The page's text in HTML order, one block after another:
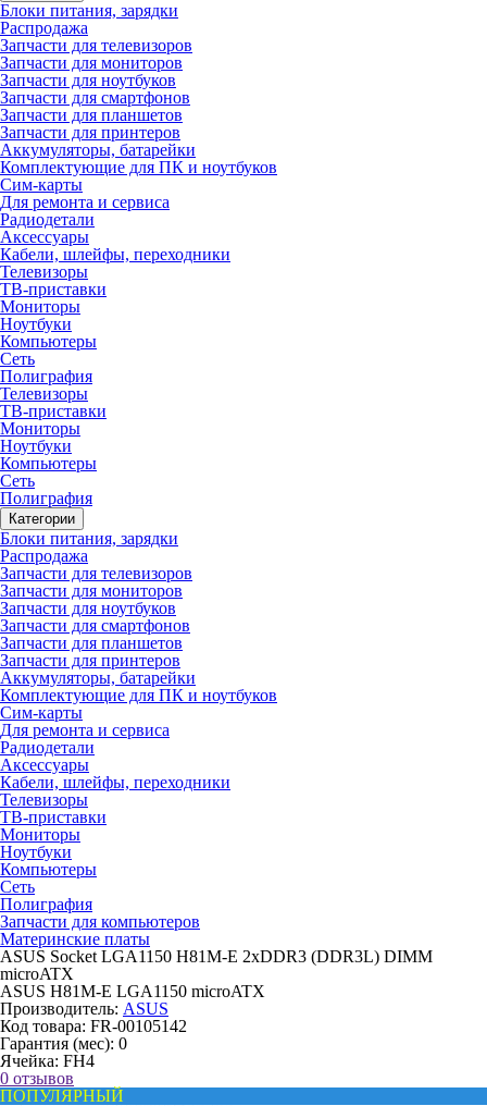
Блоки питания, зарядки
Распродажа
Запчасти для телевизоров
Запчасти для мониторов
Запчасти для ноутбуков
Запчасти для смартфонов
Запчасти для планшетов
Запчасти для принтеров
Аккумуляторы, батарейки
Комплектующие для ПК и ноутбуков
Сим-карты
Для ремонта и сервиса
Радиодетали
Аксессуары
Кабели, шлейфы, переходники
Телевизоры
ТВ-приставки
Мониторы
Ноутбуки
Компьютеры
Сеть
Полиграфия
Телевизоры
ТВ-приставки
Мониторы
Ноутбуки
Компьютеры
Сеть
Полиграфия
Категории
Блоки питания, зарядки
Распродажа
Запчасти для телевизоров
Запчасти для мониторов
Запчасти для ноутбуков
Запчасти для смартфонов
Запчасти для планшетов
Запчасти для принтеров
Аккумуляторы, батарейки
Комплектующие для ПК и ноутбуков
Сим-карты
Для ремонта и сервиса
Радиодетали
Аксессуары
Кабели, шлейфы, переходники
Телевизоры
ТВ-приставки
Мониторы
Ноутбуки
Компьютеры
Сеть
Полиграфия
Запчасти для компьютеров
Материнские платы
ASUS Socket LGA1150 H81M-E 2xDDR3 (DDR3L) DIMM
microATX
ASUS H81M-E LGA1150 microATX
Производитель: ASUS
Код товара: FR-00105142
Гарантия (мес): 0
Ячейка: FH4
0 отзывов
ПОПУЛЯРНЫЙ